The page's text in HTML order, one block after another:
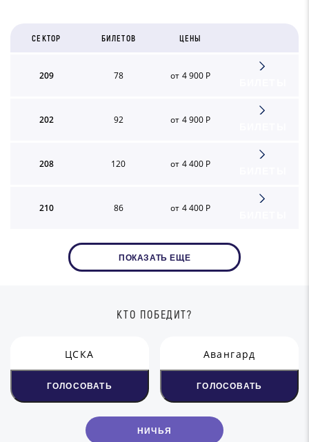
СЕКТОР БИЛЕТОВ ЦЕНЫ
209 78 от 4 900 Р
202 92 от 4 900 Р
208 120 от 4 400 Р
210 86 от 4 400 Р
ПОКАЗАТЬ ЕЩЕ
КТО ПОБЕДИТ?
ЦСКА
ГОЛОСОВАТЬ
НИЧЬЯ
Авангард
ГОЛОСОВАТЬ